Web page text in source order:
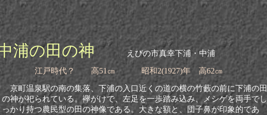
浦の田の神 えびの市真幸下浦・中浦
江戸時代？ 高51㎝ 昭和2(1927)年 高62㎝
京町温泉駅の南の集落、下浦の入口近くの道の横の竹藪の前に下浦の田
の神が祀られている。襷がけで、左足を一歩踏み込み、メシゲを両手でし
っかり持つ農民型の田の神像である。大きな額と、団子鼻が印象的であ